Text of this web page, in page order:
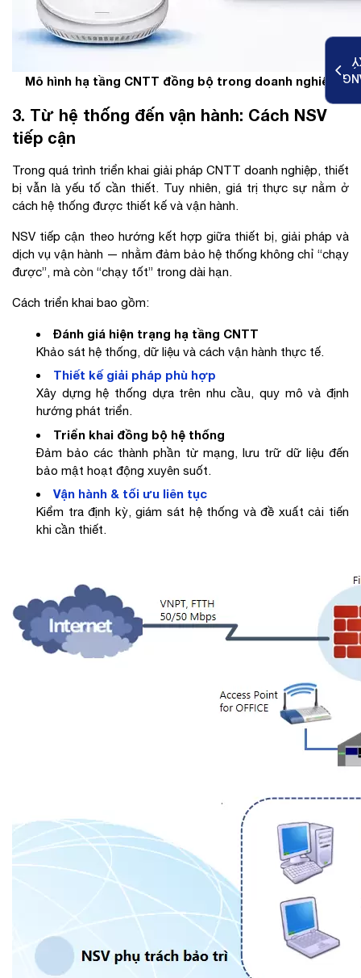
Mô hình hạ tầng CNTT đồng bộ trong doanh nghiệp
3. Từ hệ thống đến vận hành: Cách NSV
tiếp cận
Trong quá trình triển khai giải pháp CNTT doanh nghiệp, thiết
bị vẫn là yếu tố cần thiết. Tuy nhiên, giá trị thực sự nằm ở
cách hệ thống được thiết kế và vận hành.
NSV tiếp cận theo hướng kết hợp giữa thiết bị, giải pháp và
dịch vụ vận hành — nhằm đảm bảo hệ thống không chỉ “chạy
được”, mà còn “chạy tốt” trong dài hạn.
Cách triển khai bao gồm:
Đánh giá hiện trạng hạ tầng CNTT
Khảo sát hệ thống, dữ liệu và cách vận hành thực tế.
Thiết kế giải pháp phù hợp
Xây dựng hệ thống dựa trên nhu cầu, quy mô và định
hướng phát triển.
Triển khai đồng bộ hệ thống
Đảm bảo các thành phần từ mạng, lưu trữ dữ liệu đến
bảo mật hoạt động xuyên suốt.
Vận hành & tối ưu liên tục
Kiểm tra định kỳ, giám sát hệ thống và đề xuất cải tiến
khi cần thiết.